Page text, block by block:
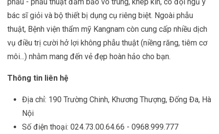
bác sĩ giỏi và bộ thiết bị dụng cụ riêng biệt. Ngoài phẫu
thuật, Bệnh viện thẩm mỹ Kangnam còn cung cấp nhiều dịch
vụ điều trị cười hở lợi không phẫu thuật (niềng răng, tiêm cơ
môi...) nhằm mang đến vẻ đẹp hoàn hảo cho bạn.
Thông tin liên hệ
Địa chỉ: 190 Trường Chinh, Khương Thượng, Đống Đa, Hà
Nội
Số điện thoại: 024.73.00.64.66 - 0968.999.777